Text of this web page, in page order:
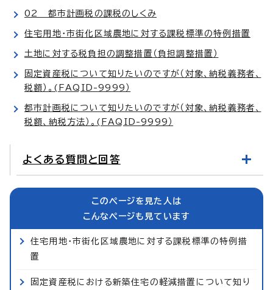
02 都市計画税の課税のしくみ
住宅用地・市街化区域農地に対する課税標準の特例措置
土地に対する税負担の調整措置（負担調整措置）
固定資産税について知りたいのですが（対象、納税義務者、
税額）。(FAQID-9999）
都市計画税について知りたいのですが（対象、納税義務者、
税額、納税方法）。(FAQID-9999）
よくある質問と回答
このページを見た人は
こんなページも見ています
住宅用地・市街化区域農地に対する課税標準の特例措
置
固定資産税における新築住宅の軽減措置について知り